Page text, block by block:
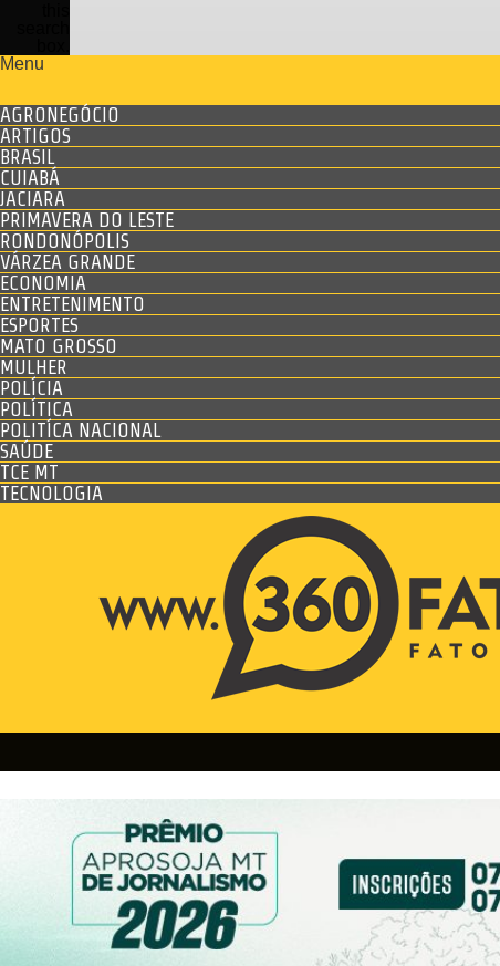
Menu
AGRONEGÓCIO
ARTIGOS
BRASIL
CUIABÁ
JACIARA
PRIMAVERA DO LESTE
RONDONÓPOLIS
VÁRZEA GRANDE
ECONOMIA
ENTRETENIMENTO
ESPORTES
MATO GROSSO
MULHER
POLÍCIA
POLÍTICA
POLITÍCA NACIONAL
SAÚDE
TCE MT
TECNOLOGIA